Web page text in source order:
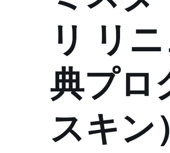
リ リ
典プロ
スキン）